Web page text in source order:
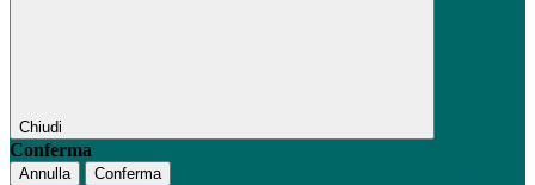
Chiudi
Conferma
Annulla Conferma